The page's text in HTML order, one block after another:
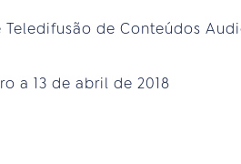
de Conteúdos
a 13 de abril de 2018